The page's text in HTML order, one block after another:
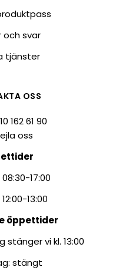
och svar
tjänster
OSS
162 61 90
oss
17:00
13:00
öppettider
stänger vi kl. 13:00
stängt